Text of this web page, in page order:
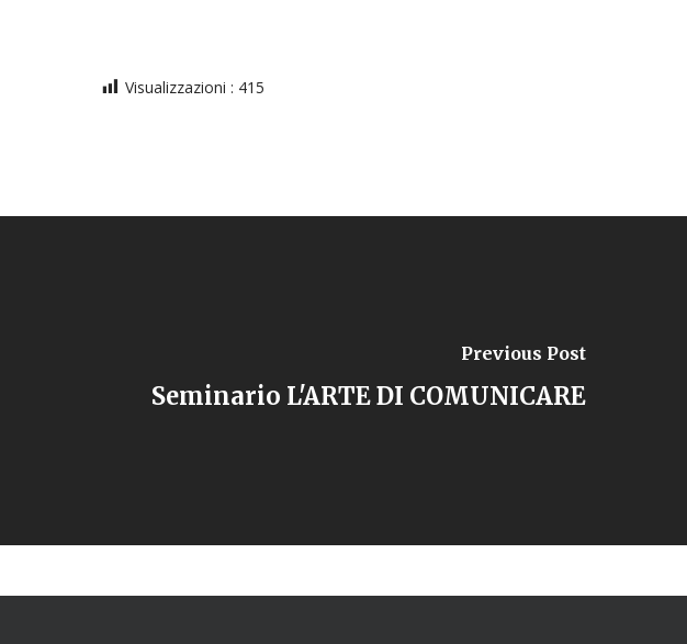
Visualizzazioni : 415
Previous Post
Seminario L'ARTE DI COMUNICARE